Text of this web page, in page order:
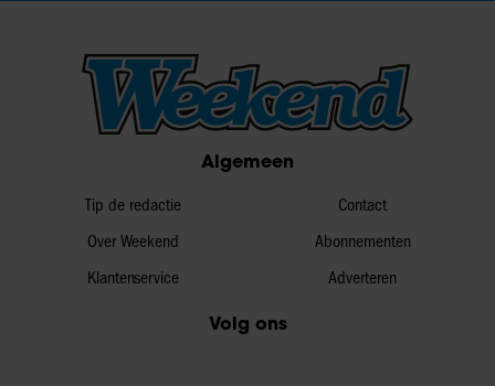
Algemeen
Tip de redactie
Over Weekend
Klantenservice
Contact
Abonnementen
Adverteren
Volg ons